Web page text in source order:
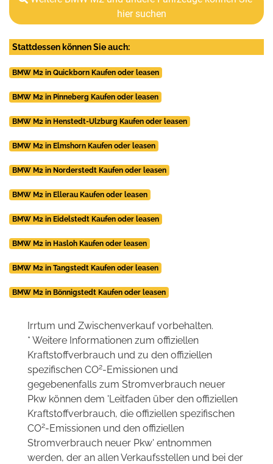
hier suchen
Stattdessen können Sie auch:
BMW M2 in Quickborn Kaufen oder leasen
BMW M2 in Pinneberg Kaufen oder leasen
BMW M2 in Henstedt-Ulzburg Kaufen oder leasen
BMW M2 in Elmshorn Kaufen oder leasen
BMW M2 in Norderstedt Kaufen oder leasen
BMW M2 in Ellerau Kaufen oder leasen
BMW M2 in Eidelstedt Kaufen oder leasen
BMW M2 in Hasloh Kaufen oder leasen
BMW M2 in Tangstedt Kaufen oder leasen
BMW M2 in Bönnigstedt Kaufen oder leasen
Irrtum und Zwischenverkauf vorbehalten.
* Weitere Informationen zum offiziellen
Kraftstoffverbrauch und zu den offiziellen
spezifischen CO2-Emissionen und
gegebenenfalls zum Stromverbrauch neuer
Pkw können dem 'Leitfaden über den offiziellen
Kraftstoffverbrauch, die offiziellen spezifischen
CO2-Emissionen und den offiziellen
Stromverbrauch neuer Pkw' entnommen
werden, der an allen Verkaufsstellen und bei der